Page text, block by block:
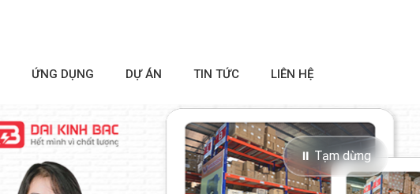
ỨNG DỤNG DỰ ÁN TIN TỨC LIÊN HỆ
⏸ Tạm dừng